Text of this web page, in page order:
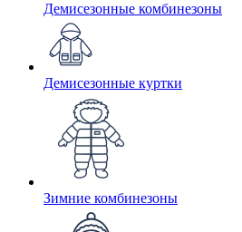
Демисезонные комбинезоны
Демисезонные куртки
Зимние комбинезоны